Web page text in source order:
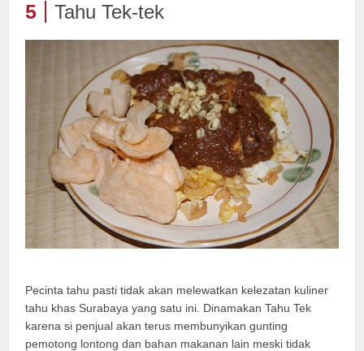
5 Tahu Tek-tek
Pecinta tahu pasti tidak akan melewatkan kelezatan kuliner
tahu khas Surabaya yang satu ini. Dinamakan Tahu Tek
karena si penjual akan terus membunyikan gunting
pemotong lontong dan bahan makanan lain meski tidak